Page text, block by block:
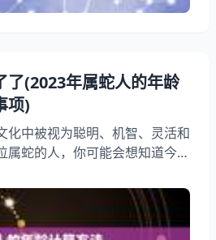
了(2023年属蛇人的年龄
项)
化中被视为聪明、机智、灵活和
属蛇的人，你可能会想知道今年
意什么。我们将为你详细介绍
算方法和注意事项，希望能够
年。 一、属蛇人的年龄计算方
般为：194一、195三、196